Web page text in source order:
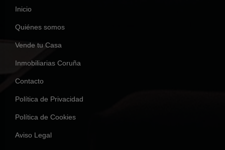
Inicio
Quiénes somos
Vende tu Casa
Inmobiliarias Coruña
Contacto
Política de Privacidad
Política de Cookies
Aviso Legal